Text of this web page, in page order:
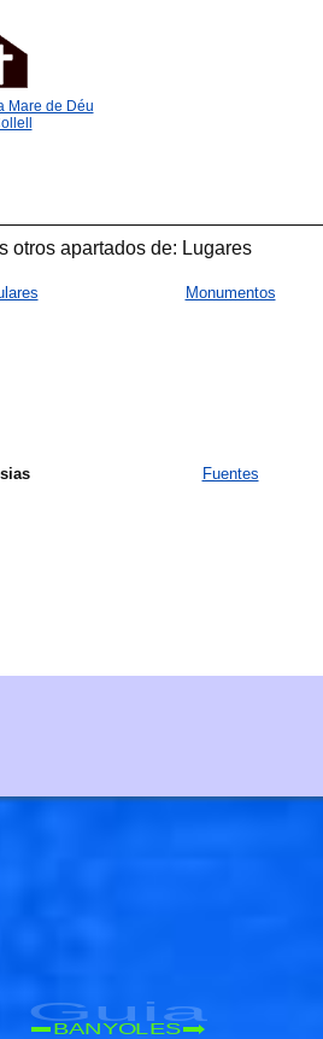
Mare de Déu
otros apartados de: Lugares
Monumentos
Fuentes
Guia
BANYOLES